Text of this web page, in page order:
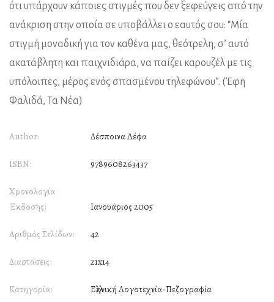
ότι υπάρχουν κάποιες στιγμές που δεν ξεφεύγεις από την
ανάκριση στην οποία σε υποβάλλει ο εαυτός σου: “Μία
στιγμή μοναδική για τον καθένα μας, θεότρελη, σ’ αυτό
ακατάβλητη και παιχνιδιάρα, να παίζει καρουζέλ με τις
υπόλοιπες, μέρος ενός σπασμένου τηλεφώνου”. (Έφη
Φαλιδά, Τα Νέα)
Author: Δέσποινα Λέφα
ISBN: 9789608263437
Χρονολογία
Έκδοσης:
Ιανουάριος 2005
Αριθμός Σελίδων: 42
Διαστάσεις: 21x14
Κατηγορία: Ελληνική Λογοτεχνία-Πεζογραφία